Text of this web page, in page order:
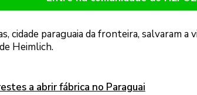
cidade paraguaia da fronteira, salvaram a
Heimlich.
a abrir fábrica no Paraguai